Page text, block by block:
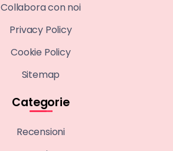
Collabora con noi
Privacy Policy
Cookie Policy
Sitemap
Categorie
Recensioni